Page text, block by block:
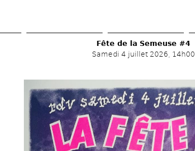
contenu
Fête de la Semeuse #4
Samedi 4 juillet 2026, 14h00